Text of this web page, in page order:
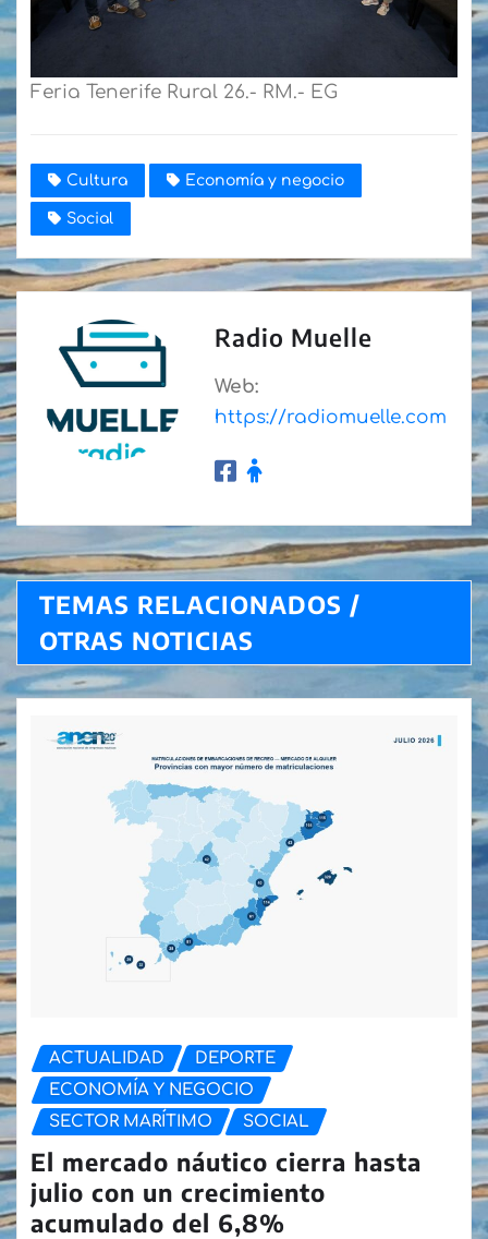
Feria Tenerife Rural 26.- RM.- EG
Cultura Economía y negocio
Social
Radio Muelle
Web:
https://radiomuelle.com
TEMAS RELACIONADOS /
OTRAS NOTICIAS
ACTUALIDAD
DEPORTE
ECONOMÍA Y NEGOCIO
SECTOR MARÍTIMO
SOCIAL
El mercado náutico cierra hasta
julio con un crecimiento
acumulado del 6,8%